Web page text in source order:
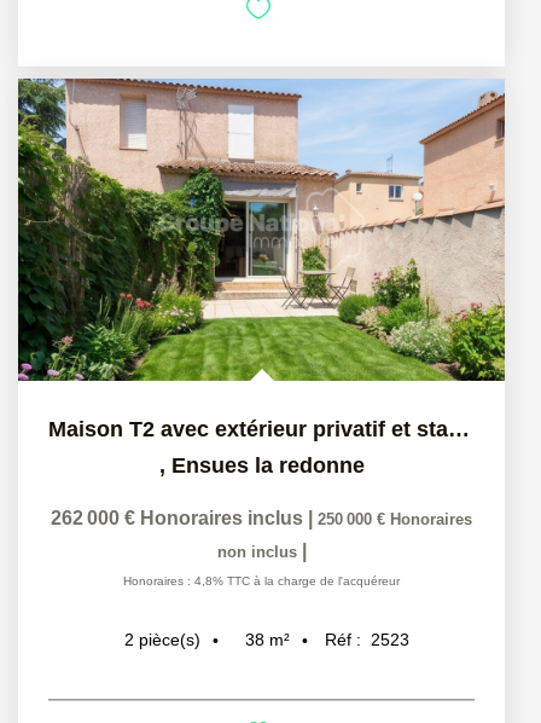
Maison T2 avec extérieur privatif et stationnements, Ensues...
, Ensues la redonne
262 000 € Honoraires inclus 250 000 € Honoraires
non inclus
Honoraires : 4,8% TTC à la charge de l'acquéreur
2 pièce(s) 38 m² Réf : 2523